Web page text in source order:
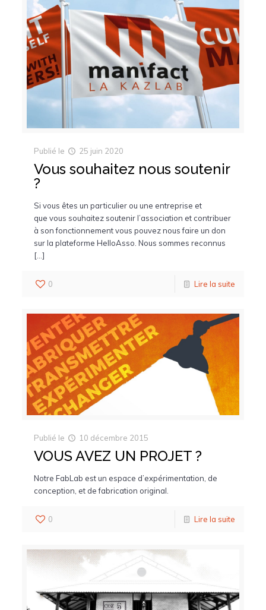
Publié le 25 juin 2020
Vous souhaitez nous soutenir
?
Si vous êtes un particulier ou une entreprise et
que vous souhaitez soutenir l’association et contribuer
à son fonctionnement vous pouvez nous faire un don
sur la plateforme HelloAsso. Nous sommes reconnus
[…]
0 Lire la suite
Publié le 10 décembre 2015
VOUS AVEZ UN PROJET ?
Notre FabLab est un espace d’expérimentation, de
conception, et de fabrication original.
0 Lire la suite